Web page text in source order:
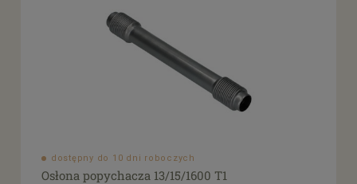
dostępny do 10 dni roboczych
Osłona popychacza 13/15/1600 T1